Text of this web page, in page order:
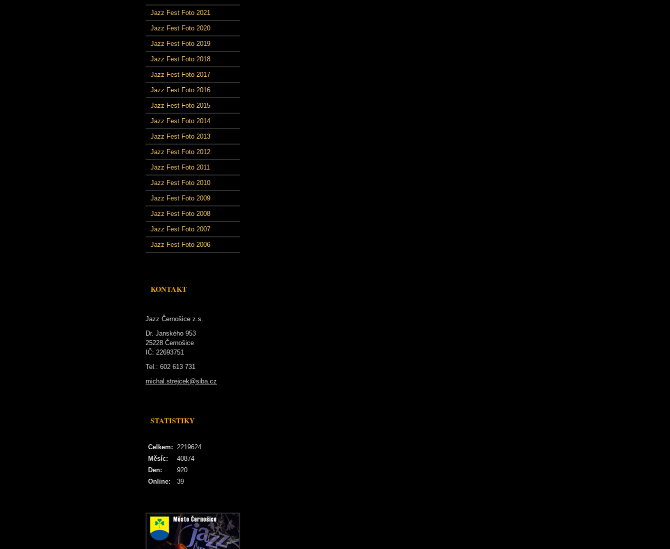
Jazz Fest Foto 2021
Jazz Fest Foto 2020
Jazz Fest Foto 2019
Jazz Fest Foto 2018
Jazz Fest Foto 2017
Jazz Fest Foto 2016
Jazz Fest Foto 2015
Jazz Fest Foto 2014
Jazz Fest Foto 2013
Jazz Fest Foto 2012
Jazz Fest Foto 2011
Jazz Fest Foto 2010
Jazz Fest Foto 2009
Jazz Fest Foto 2008
Jazz Fest Foto 2007
Jazz Fest Foto 2006
KONTAKT
Jazz Černošice z.s.
Dr. Janského 953
25228 Černošice
IČ: 22693751
Tel.: 602 613 731
michal.strejcek@siba.cz
STATISTIKY
Online: 39
Celkem: 2219624
Měsíc:
40874
Den:
920